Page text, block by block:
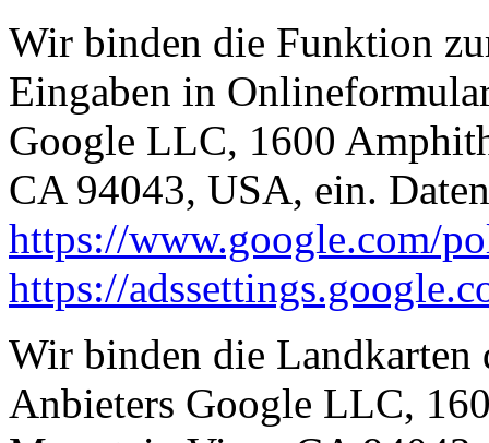
Wir binden die Funktion
Eingaben in
Google LLC, 1600
CA 94043, USA, ein.
https://www.google.com/
https://
Wir binden die Landkarten
Anbieters Google LLC,